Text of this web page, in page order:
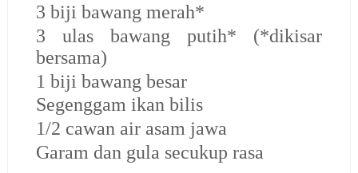
3 biji bawang merah*
3 ulas bawang putih* (*dikisar
bersama)
1 biji bawang besar
Segenggam ikan bilis
1/2 cawan air asam jawa
Garam dan gula secukup rasa